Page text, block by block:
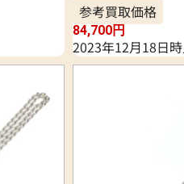
参考買取価格
84,700円
2023年12月18日